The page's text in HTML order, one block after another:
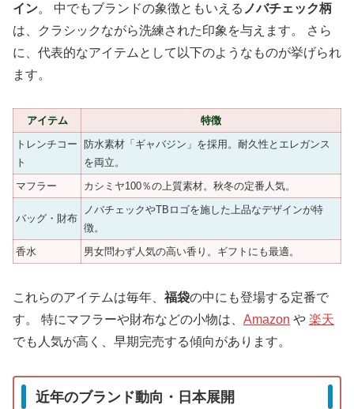
イン。 中でもブランドの象徴ともいえる ノバチェック柄
は、クラシックながら洗練された印象を与えます。 さら
に、代表的なアイテムとして以下のようなものが挙げられ
ます。
アイテム
特徴
トレンチコー
ト
防水素材「ギャバジン」を採用。耐久性とエレガンス
を両立。
マフラー
カシミヤ100％の上質素材。秋冬の定番人気。
バッグ・財布
ノバチェックやTBロゴを施した上品なデザインが特
徴。
香水
男女問わず人気の高い香り。ギフトにも最適。
これらのアイテムは毎年、 福袋の中にも登場する定番で
す。 特にマフラーや財布などの小物は、 Amazon や 楽天
でも人気が高く、早期完売する傾向があります。
近年のブランド動向・日本展開